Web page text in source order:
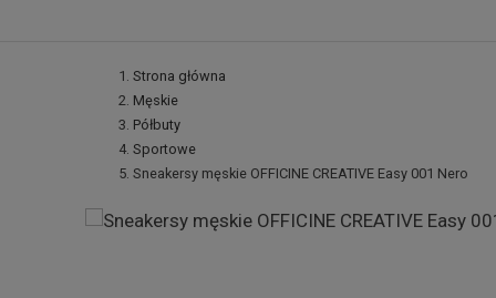
Strona główna
Męskie
Półbuty
Sportowe
Sneakersy męskie OFFICINE CREATIVE Easy 001 Nero